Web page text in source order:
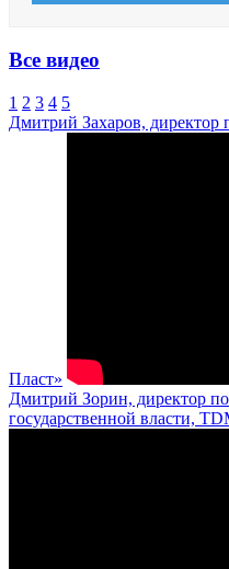
Все видео
1 2 3 4 5
Дмитрий Захаров,
Пласт»
Дмитрий Зорин, директор
государственной власти,